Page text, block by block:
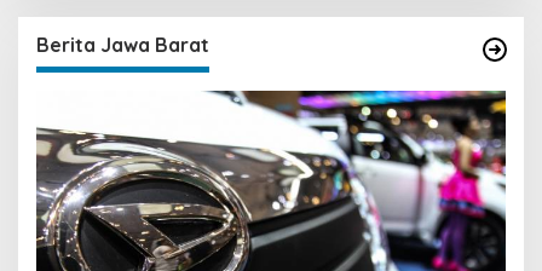
i
u
n
t
k
:
Berita Jawa Barat